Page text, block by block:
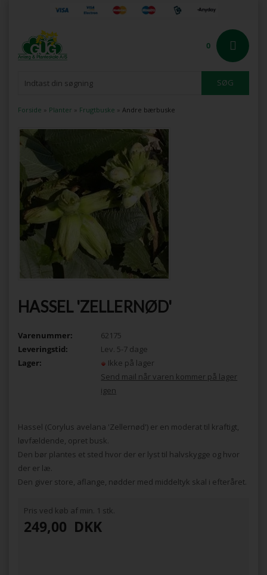
0
Forside » Planter » Frugtbuske » Andre bærbuske
HASSEL 'ZELLERNØD'
Varenummer:
62175
Leveringstid:
Lev. 5-7 dage
Lager:
Ikke på lager
Send mail når varen kommer på lager
igen
Hassel (Corylus avelana 'Zellernød') er en moderat til kraftigt,
løvfældende, opret busk.
Den bør plantes et sted hvor der er lyst til halvskygge og hvor
der er læ.
Den giver store, aflange, nødder med middeltyk skal i efteråret.
Pris ved køb af min. 1 stk.
249,00 DKK